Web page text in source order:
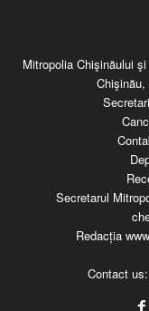
Mitropolia Chişinăului
Secretarul
Redacția
Contact us: